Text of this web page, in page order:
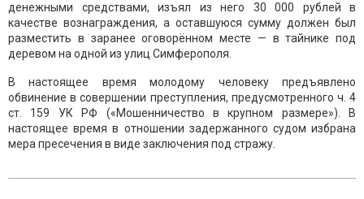
денежными средствами, изъял из него 30 000 рублей в
качестве вознаграждения, а оставшуюся сумму должен был
разместить в заранее оговорённом месте — в тайнике под
деревом на одной из улиц Симферополя.
В настоящее время молодому человеку предъявлено
обвинение в совершении преступления, предусмотренного ч. 4
ст. 159 УК РФ («Мошенничество в крупном размере»). В
настоящее время в отношении задержанного судом избрана
мера пресечения в виде заключения под стражу.